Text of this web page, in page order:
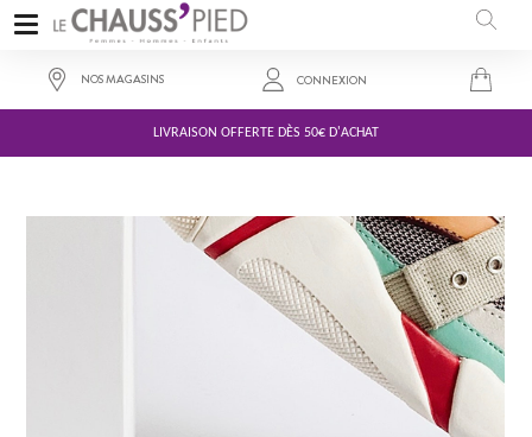
LIVRAISON OFFERTE DÈS 50€ D'ACHAT
NOS MAGASINS CONNEXION